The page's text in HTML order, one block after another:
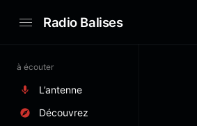
Radio Balises
à écouter
L’antenne
Découvrez